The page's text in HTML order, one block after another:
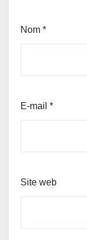
Nom *
E-mail *
Site web